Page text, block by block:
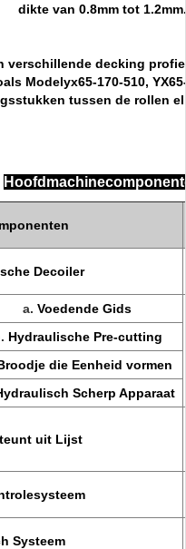
dikte van 0.8mm tot 1.2mm.
verschillende decking
Modelyx65-170-510,
tussen de rollen
Decoiler
a. Voedende Gids
Hydraulische Pre-cutting
die Eenheid vormen
Scherp Apparaat
uit Lijst
Systeem